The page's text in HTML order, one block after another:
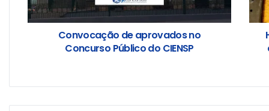
Convocação de aprovados no
Concurso Público do CIENSP